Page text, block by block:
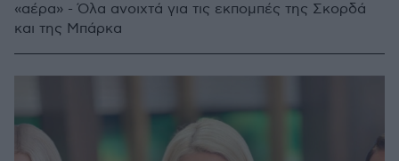
«αέρα» - Όλα ανοιχτά για τις εκπομπές της Σκορδά
και της Μπάρκα